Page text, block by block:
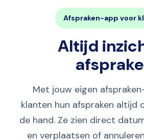
Afspraken-app voor
Altijd
Met jouw eigen
klanten hun afspraken altijd
de hand. Ze zien direct
en verplaatsen of